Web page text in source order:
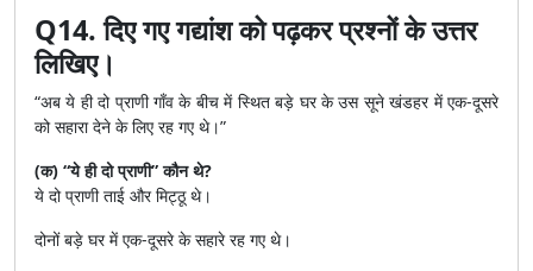
Q14. दिए गए गद्यांश को पढ़कर प्रश्नों के उत्तर
लिखिए।
“अब ये ही दो प्राणी गाँव के बीच में स्थित बड़े घर के उस सूने खंडहर में एक-दूसरे
को सहारा देने के लिए रह गए थे।”
(क) “ये ही दो प्राणी” कौन थे?
ये दो प्राणी ताई और मिट्ठू थे।
दोनों बड़े घर में एक-दूसरे के सहारे रह गए थे।